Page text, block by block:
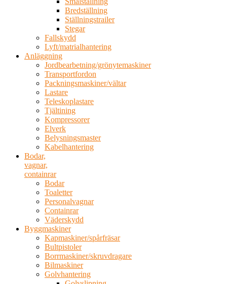
Bredställning
Ställningstrailer
Stegar
Fallskydd
Lyft/matrialhantering
Anläggning
Jordbearbetning/grönytemaskiner
Transportfordon
Packningsmaskiner/vältar
Lastare
Teleskoplastare
Tjältining
Kompressorer
Elverk
Belysningsmaster
Kabelhantering
Bodar,
vagnar,
containrar
Bodar
Toaletter
Personalvagnar
Containrar
Väderskydd
Byggmaskiner
Kapmaskiner/spårfräsar
Bultpistoler
Borrmaskiner/skruvdragare
Bilmaskiner
Golvhantering